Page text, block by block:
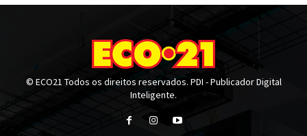
© ECO21 Todos os direitos reservados. PDI - Publicador Digital
Inteligente.